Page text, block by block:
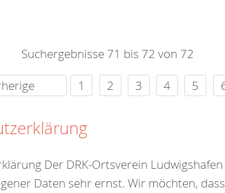
Suchergebnisse 71 bis 72 von 72
1 2 3 4 5
Der DRK-Ortsverein
Daten sehr ernst. Wir möchten,